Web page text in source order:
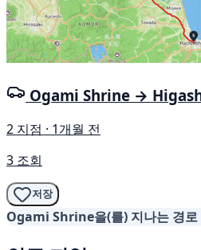
Ogami Shrine →
2 지점 · 1개월 전
3 조회
저장
Ogami Shrine을(를) 지나는 경로